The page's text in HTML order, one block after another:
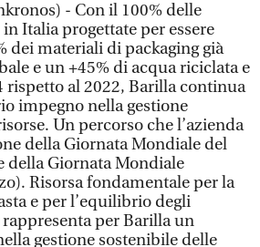
- Con il 100% delle
Italia progettate per essere
dei materiali di packaging già
e un +45% di acqua riciclata e
rispetto al 2022, Barilla continua
impegno nella gestione
Un percorso che l’azienda
della Giornata Mondiale del
della Giornata Mondiale
Risorsa fondamentale per la
e per l’equilibrio degli
rappresenta per Barilla un
gestione sostenibile delle